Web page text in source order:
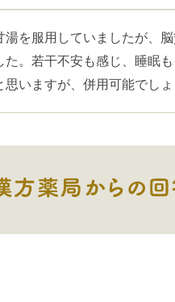
湯を服用していましたが、
た。若干不安も感じ、睡眠
思いますが、併用可能でし